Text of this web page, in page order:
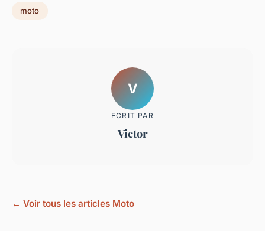
moto
V
ECRIT PAR
Victor
← Voir tous les articles Moto